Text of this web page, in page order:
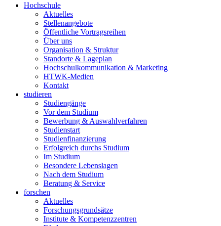
Hochschule
Aktuelles
Stellenangebote
Öffentliche Vortragsreihen
Über uns
Organisation & Struktur
Standorte & Lageplan
Hochschulkommunikation & Marketing
HTWK-Medien
Kontakt
studieren
Studiengänge
Vor dem Studium
Bewerbung & Auswahlverfahren
Studienstart
Studienfinanzierung
Erfolgreich durchs Studium
Im Studium
Besondere Lebenslagen
Nach dem Studium
Beratung & Service
forschen
Aktuelles
Forschungsgrundsätze
Institute & Kompetenzzentren